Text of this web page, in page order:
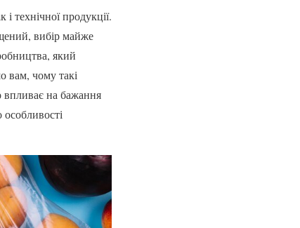
технічної продукції.
вибір майже
який
вам, чому такі
впливає на бажання